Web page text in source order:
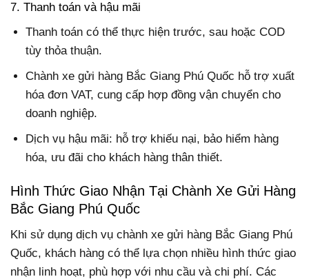
7. Thanh toán và hậu mãi
Thanh toán có thể thực hiện trước, sau hoặc COD
tùy thỏa thuận.
Chành xe gửi hàng Bắc Giang Phú Quốc hỗ trợ xuất
hóa đơn VAT, cung cấp hợp đồng vận chuyển cho
doanh nghiệp.
Dịch vụ hậu mãi: hỗ trợ khiếu nại, bảo hiểm hàng
hóa, ưu đãi cho khách hàng thân thiết.
Hình Thức Giao Nhận Tại Chành Xe Gửi Hàng
Bắc Giang Phú Quốc
Khi sử dụng dịch vụ chành xe gửi hàng Bắc Giang Phú
Quốc, khách hàng có thể lựa chọn nhiều hình thức giao
nhận linh hoạt, phù hợp với nhu cầu và chi phí. Các